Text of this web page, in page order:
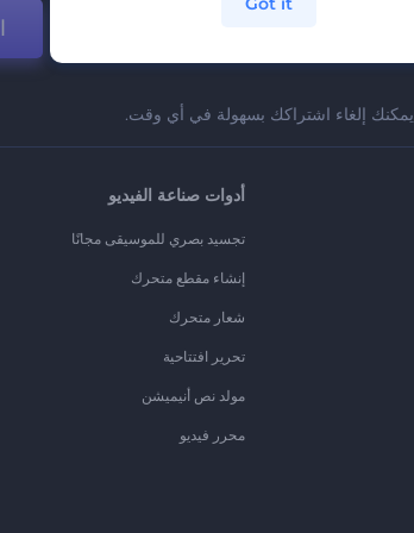
يمكنك إلغاء اشتراكك بسهولة في أي وقت.
أدوات صناعة الفيديو
تجسيد بصري للموسيقى مجانًا
إنشاء مقطع متحرك
شعار متحرك
تحرير افتتاحية
مولد نص أنيميشن
محرر فيديو